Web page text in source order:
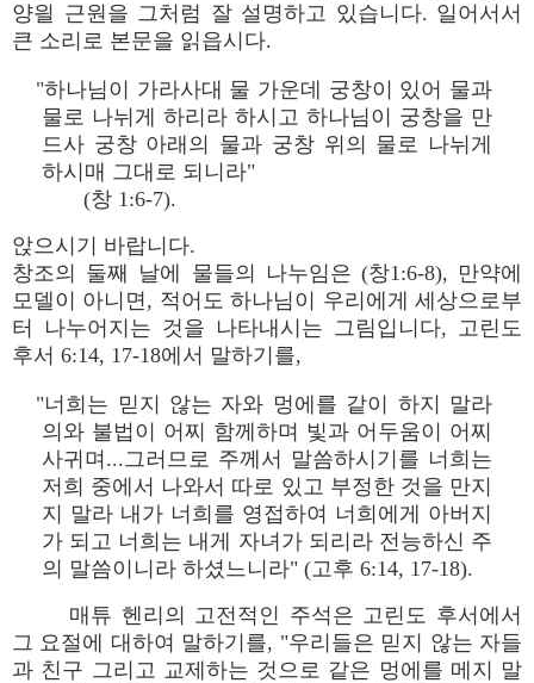
양읠 근원을 그처럼 잘 설명하고 있습니다. 일어서서
큰 소리로 본문을 읽읍시다.
"하나님이 가라사대 물 가운데 궁창이 있어 물과
물로 나뉘게 하리라 하시고 하나님이 궁창을 만
드사 궁창 아래의 물과 궁창 위의 물로 나뉘게
하시매 그대로 되니라"
(창 1:6-7).
앉으시기 바랍니다.
창조의 둘째 날에 물들의 나누임은 (창1:6-8), 만약에
모델이 아니면, 적어도 하나님이 우리에게 세상으로부
터 나누어지는 것을 나타내시는 그림입니다, 고린도
후서 6:14, 17-18에서 말하기를,
"너희는 믿지 않는 자와 멍에를 같이 하지 말라
의와 불법이 어찌 함께하며 빛과 어두움이 어찌
사귀며...그러므로 주께서 말씀하시기를 너희는
저희 중에서 나와서 따로 있고 부정한 것을 만지
지 말라 내가 너희를 영접하여 너희에게 아버지
가 되고 너희는 내게 자녀가 되리라 전능하신 주
의 말씀이니라 하셨느니라" (고후 6:14, 17-18).
매튜 헨리의 고전적인 주석은 고린도 후서에서
그 요절에 대하여 말하기를, "우리들은 믿지 않는 자들
과 친구 그리고 교제하는 것으로 같은 멍에를 메지 말